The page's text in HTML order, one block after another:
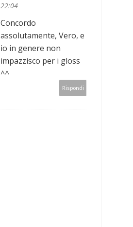
22:04
Concordo
assolutamente, Vero, e
io in genere non
impazzisco per i gloss
^^
Rispondi